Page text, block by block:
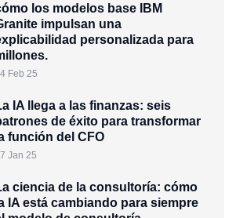
los modelos base IBM
impulsan una
personalizada para
Feb 25
IA llega a las finanzas: seis
de éxito para transformar
función del CFO
Jan 25
ciencia de la consultoría: cómo
IA está cambiando para siempre